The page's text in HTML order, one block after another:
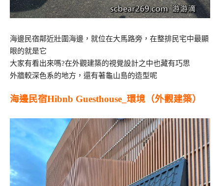
海邊民宿鄰近壯圍海邊，就位在大馬路旁，在整排民宅中最顯
眼的就是它
大家有看出來嗎?在外觀建築的視覺設計之中也藏有巧思
外牆較深色系的地方，還有著龜山島的造型呢
海邊民宿Hibnb Guesthouse_環境（外觀建築）